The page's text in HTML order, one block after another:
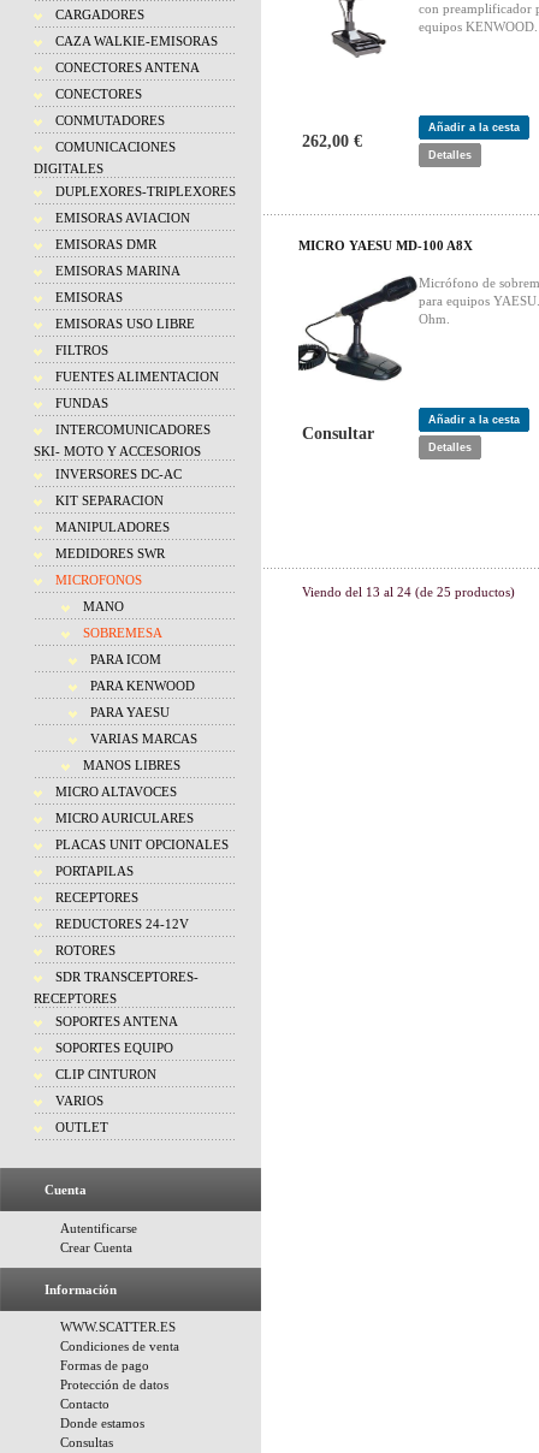
CARGADORES
CAZA WALKIE-EMISORAS
CONECTORES ANTENA
CONECTORES
CONMUTADORES
COMUNICACIONES
DIGITALES
DUPLEXORES-TRIPLEXORES
EMISORAS AVIACION
EMISORAS DMR
EMISORAS MARINA
EMISORAS
EMISORAS USO LIBRE
FILTROS
FUENTES ALIMENTACION
FUNDAS
INTERCOMUNICADORES
SKI- MOTO Y ACCESORIOS
INVERSORES DC-AC
KIT SEPARACION
MANIPULADORES
MEDIDORES SWR
MICROFONOS
MANO
SOBREMESA
PARA ICOM
PARA KENWOOD
PARA YAESU
VARIAS MARCAS
MANOS LIBRES
MICRO ALTAVOCES
MICRO AURICULARES
PLACAS UNIT OPCIONALES
PORTAPILAS
RECEPTORES
REDUCTORES 24-12V
ROTORES
SDR TRANSCEPTORES-
RECEPTORES
SOPORTES ANTENA
SOPORTES EQUIPO
CLIP CINTURON
VARIOS
OUTLET
Cuenta
Autentificarse
Crear Cuenta
Información
WWW.SCATTER.ES
Condiciones de venta
Formas de pago
Protección de datos
Contacto
Donde estamos
Consultas
con preamplificador
equipos KENWOOD.
262,00 €
Añadir a la cesta
Detalles
MICRO YAESU MD-100 A8X
Micrófono de
para equipos
Ohm.
Consultar
Añadir a la cesta
Detalles
Viendo del 13 al 24 (de 25 productos)